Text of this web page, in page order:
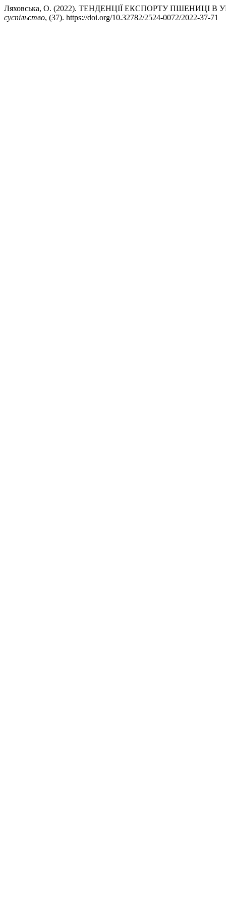
Ляховська, О. (2022). ТЕНДЕНЦІЇ ЕКСПОРТУ ПШЕНИЦІ
суспільство, (37). https://doi.org/10.32782/2524-0072/2022-37-71